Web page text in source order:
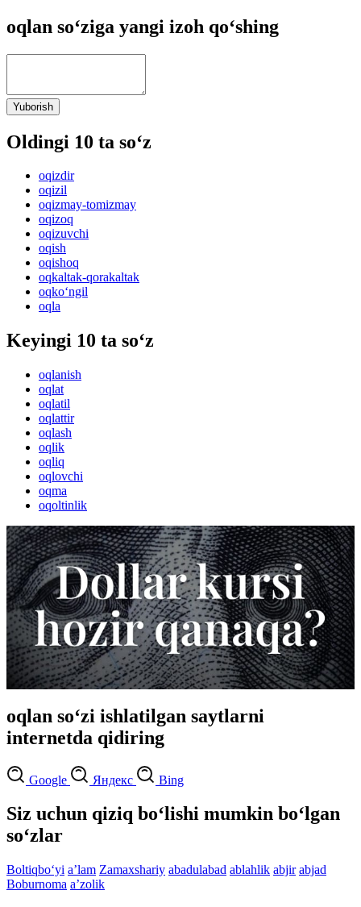
oqlan so‘ziga yangi izoh qo‘shing
Yuborish
Oldingi 10 ta so‘z
oqizdir
oqizil
oqizmay-tomizmay
oqizoq
oqizuvchi
oqish
oqishoq
oqkaltak-qorakaltak
oqko‘ngil
oqla
Keyingi 10 ta so‘z
oqlanish
oqlat
oqlatil
oqlattir
oqlash
oqlik
oqliq
oqlovchi
oqma
oqoltinlik
oqlan so‘zi ishlatilgan saytlarni
internetda qidiring
Google Яндекс Bing
Siz uchun qiziq bo‘lishi mumkin bo‘lgan
so‘zlar
Boltiqbo‘yi aʼlam Zamaxshariy abadulabad ablahlik abjir abjad
Boburnoma aʼzolik